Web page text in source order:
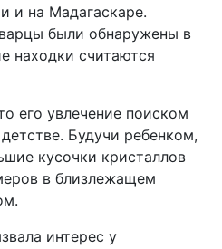
и на Мадагаскаре.
были обнаружены в
находки считаются
его увлечение поиском
Будучи ребенком,
кусочки кристаллов
в близлежащем
интерес у